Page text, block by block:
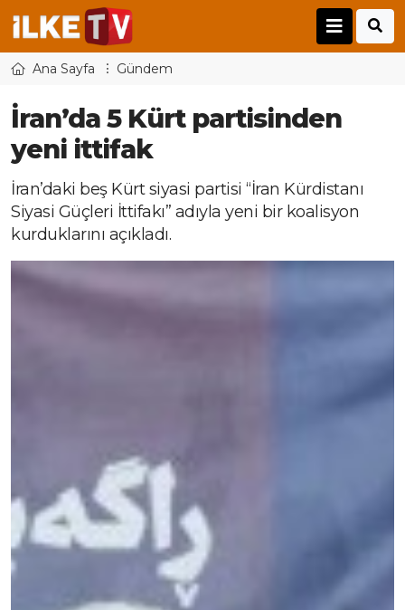
Ana Sayfa Gündem
İran’da 5 Kürt partisinden
yeni ittifak
İran’daki beş Kürt siyasi partisi “İran Kürdistanı
Siyasi Güçleri İttifakı” adıyla yeni bir koalisyon
kurduklarını açıkladı.